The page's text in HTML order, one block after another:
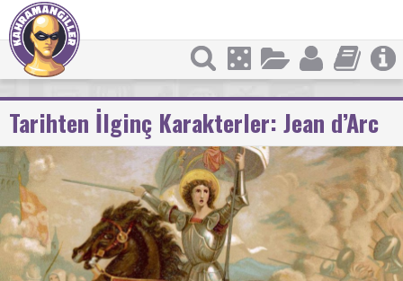
Tarihten İlginç Karakterler: Jean d’Arc